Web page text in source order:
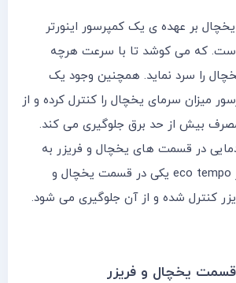
بر عهده ی یک کمپرسور اینورتر
که می کوشد تا با سرعت هرچه
را سرد نماید. همچنین وجود یک
میزان سرمای یخچال را کنترل کرده و از
بیش از حد برق جلوگیری می کند.
در قسمت های یخچال و فریزر به
وسیله ی دو سنسور eco tempo یکی در قسمت یخچال و
کنترل شده و از آن جلوگیری می شود.
قسمت یخچال و فریزر